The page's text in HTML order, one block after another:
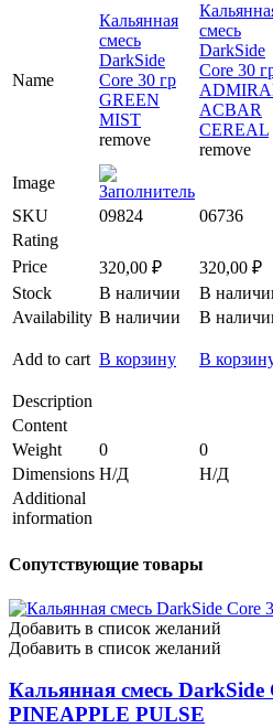
Name
Кальянная
смесь
DarkSide
Core 30 гр
GREEN
MIST
remove
смесь
DarkSide
Core 30
ACBAR
CEREAL
remove
Image
SKU
09824 06736
Rating
Price
320,00 ₽ 320,00 ₽
Stock
В наличии В
Availability В наличии В
Add to cart В корзину В
Description
Content
Weight
0 0
Dimensions Н/Д Н/Д
Additional
information
Сопутствующие товары
Добавить в список желаний
Добавить в список желаний
Кальянная смесь DarkSide
PINEAPPLE PULSE